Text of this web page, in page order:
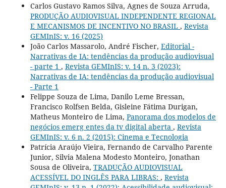
Carlos Gustavo Ramos Silva, Agnes de Souza Arruda,
PRODUÇÃO AUDIOVISUAL INDEPENDENTE REGIONAL
E MECANISMOS DE INCENTIVO NO BRASIL , Revista
GEMInIS: v. 16 (2025)
João Carlos Massarolo, André Fischer, Editorial -
Narrativas de IA: tendências da produção audiovisual
- parte 1 , Revista GEMInIS: v. 14 n. 3 (2023):
Narrativas de IA: tendências da produção audiovisual
- Parte 1
Felippe Souza de Lima, Danilo Leme Bressan,
Francisco Rolfsen Belda, Gisleine Fátima Durigan,
Matheus Monteiro de Lima, Panorama dos modelos de
negócios emerg entes da tv digital aberta , Revista
GEMInIS: v. 6 n. 2 (2015): Cinema e Tecnologia
Patrícia Araújo Vieira, Fernando de Carvalho Parente
Junior, Silvia Malena Modesto Monteiro, Jonathan
Sousa de Oliveira, TRADUÇÃO AUDIOVISUAL
ACESSÍVEL DO INGLÊS PARA LIBRAS: , Revista